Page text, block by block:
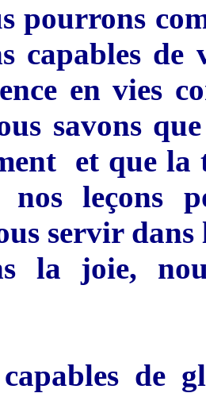
pourrons
capables
en vies
savons
et que la
nos leçons
servir
la joie,
de